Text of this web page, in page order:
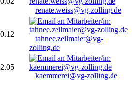
renate.weiss@vg-zolling.de
0.12
tahnee.zeilmaier@vg-
zolling.de
2.05
kaemmerei@vg-zolling.de